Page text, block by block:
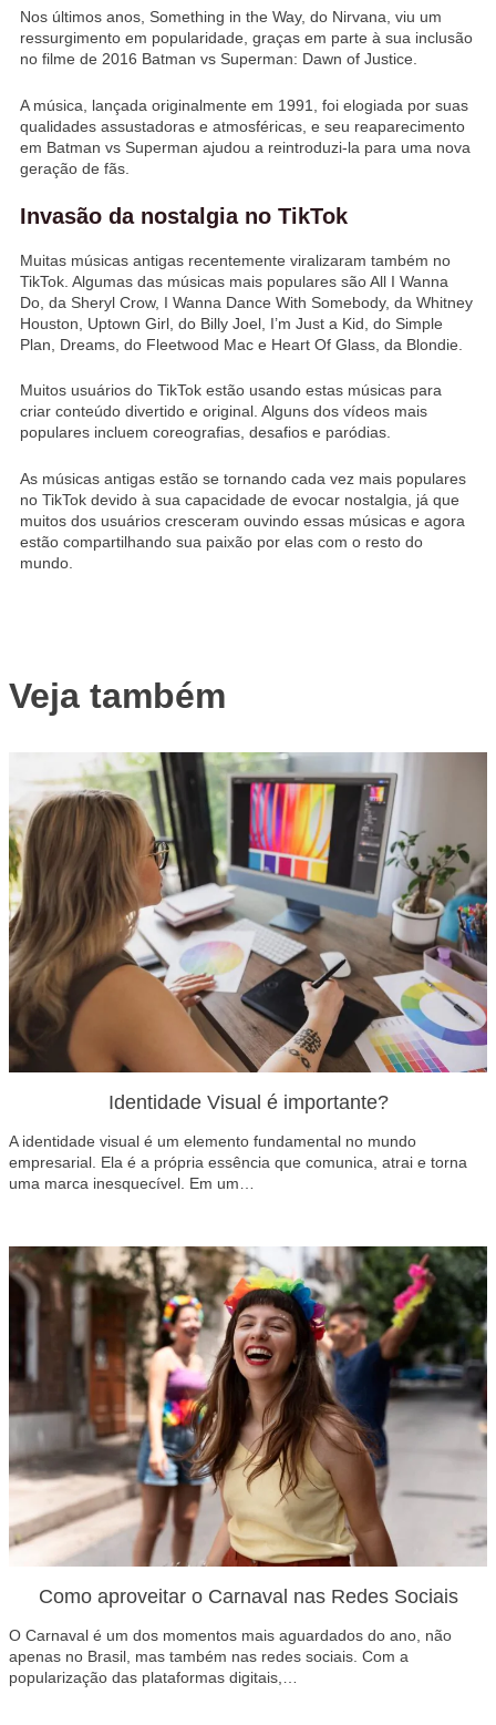
Nos últimos anos, Something in the Way, do Nirvana, viu um
ressurgimento em popularidade, graças em parte à sua inclusão
no filme de 2016 Batman vs Superman: Dawn of Justice.
A música, lançada originalmente em 1991, foi elogiada por suas
qualidades assustadoras e atmosféricas, e seu reaparecimento
em Batman vs Superman ajudou a reintroduzi-la para uma nova
geração de fãs.
Invasão da nostalgia no TikTok
Muitas músicas antigas recentemente viralizaram também no
TikTok. Algumas das músicas mais populares são All I Wanna
Do, da Sheryl Crow, I Wanna Dance With Somebody, da Whitney
Houston, Uptown Girl, do Billy Joel, I’m Just a Kid, do Simple
Plan, Dreams, do Fleetwood Mac e Heart Of Glass, da Blondie.
Muitos usuários do TikTok estão usando estas músicas para
criar conteúdo divertido e original. Alguns dos vídeos mais
populares incluem coreografias, desafios e paródias.
As músicas antigas estão se tornando cada vez mais populares
no TikTok devido à sua capacidade de evocar nostalgia, já que
muitos dos usuários cresceram ouvindo essas músicas e agora
estão compartilhando sua paixão por elas com o resto do
mundo.
Veja também
Identidade Visual é importante?
A identidade visual é um elemento fundamental no mundo
empresarial. Ela é a própria essência que comunica, atrai e torna
uma marca inesquecível. Em um…
Como aproveitar o Carnaval nas Redes Sociais
O Carnaval é um dos momentos mais aguardados do ano, não
apenas no Brasil, mas também nas redes sociais. Com a
popularização das plataformas digitais,…